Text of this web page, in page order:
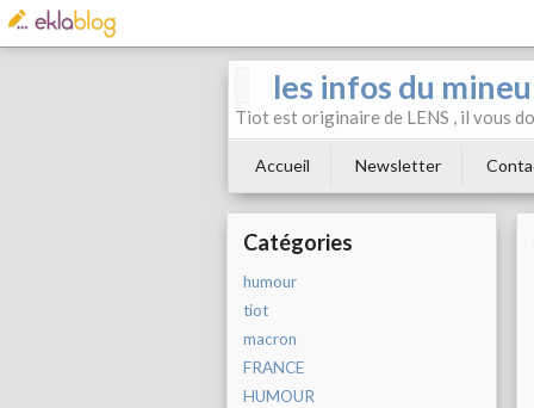
les infos du
Tiot est originaire de LENS , il vous
Accueil Newsletter
Catégories
humour
tiot
macron
FRANCE
HUMOUR